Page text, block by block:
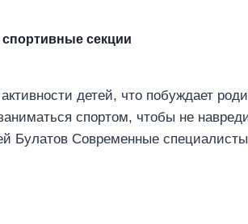
спортивные секции
детей, что побуждает
спортом, чтобы не
Булатов Современные